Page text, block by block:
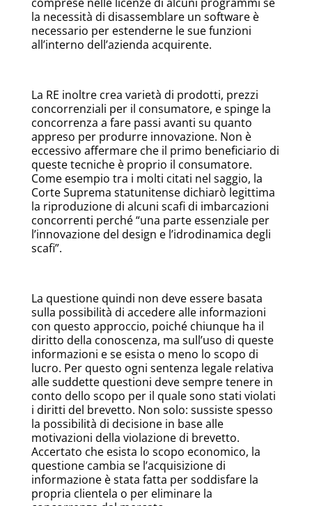
la necessità di disassemblare un software è
necessario per estenderne le sue funzioni
all’interno dell’azienda acquirente.
La RE inoltre crea varietà di prodotti, prezzi
concorrenziali per il consumatore, e spinge la
concorrenza a fare passi avanti su quanto
appreso per produrre innovazione. Non è
eccessivo affermare che il primo beneficiario di
queste tecniche è proprio il consumatore.
Come esempio tra i molti citati nel saggio, la
Corte Suprema statunitense dichiarò legittima
la riproduzione di alcuni scafi di imbarcazioni
concorrenti perché “una parte essenziale per
l’innovazione del design e l’idrodinamica degli
scafi”.
La questione quindi non deve essere basata
sulla possibilità di accedere alle informazioni
con questo approccio, poiché chiunque ha il
diritto della conoscenza, ma sull’uso di queste
informazioni e se esista o meno lo scopo di
lucro. Per questo ogni sentenza legale relativa
alle suddette questioni deve sempre tenere in
conto dello scopo per il quale sono stati violati
i diritti del brevetto. Non solo: sussiste spesso
la possibilità di decisione in base alle
motivazioni della violazione di brevetto.
Accertato che esista lo scopo economico, la
questione cambia se l’acquisizione di
informazione è stata fatta per soddisfare la
propria clientela o per eliminare la